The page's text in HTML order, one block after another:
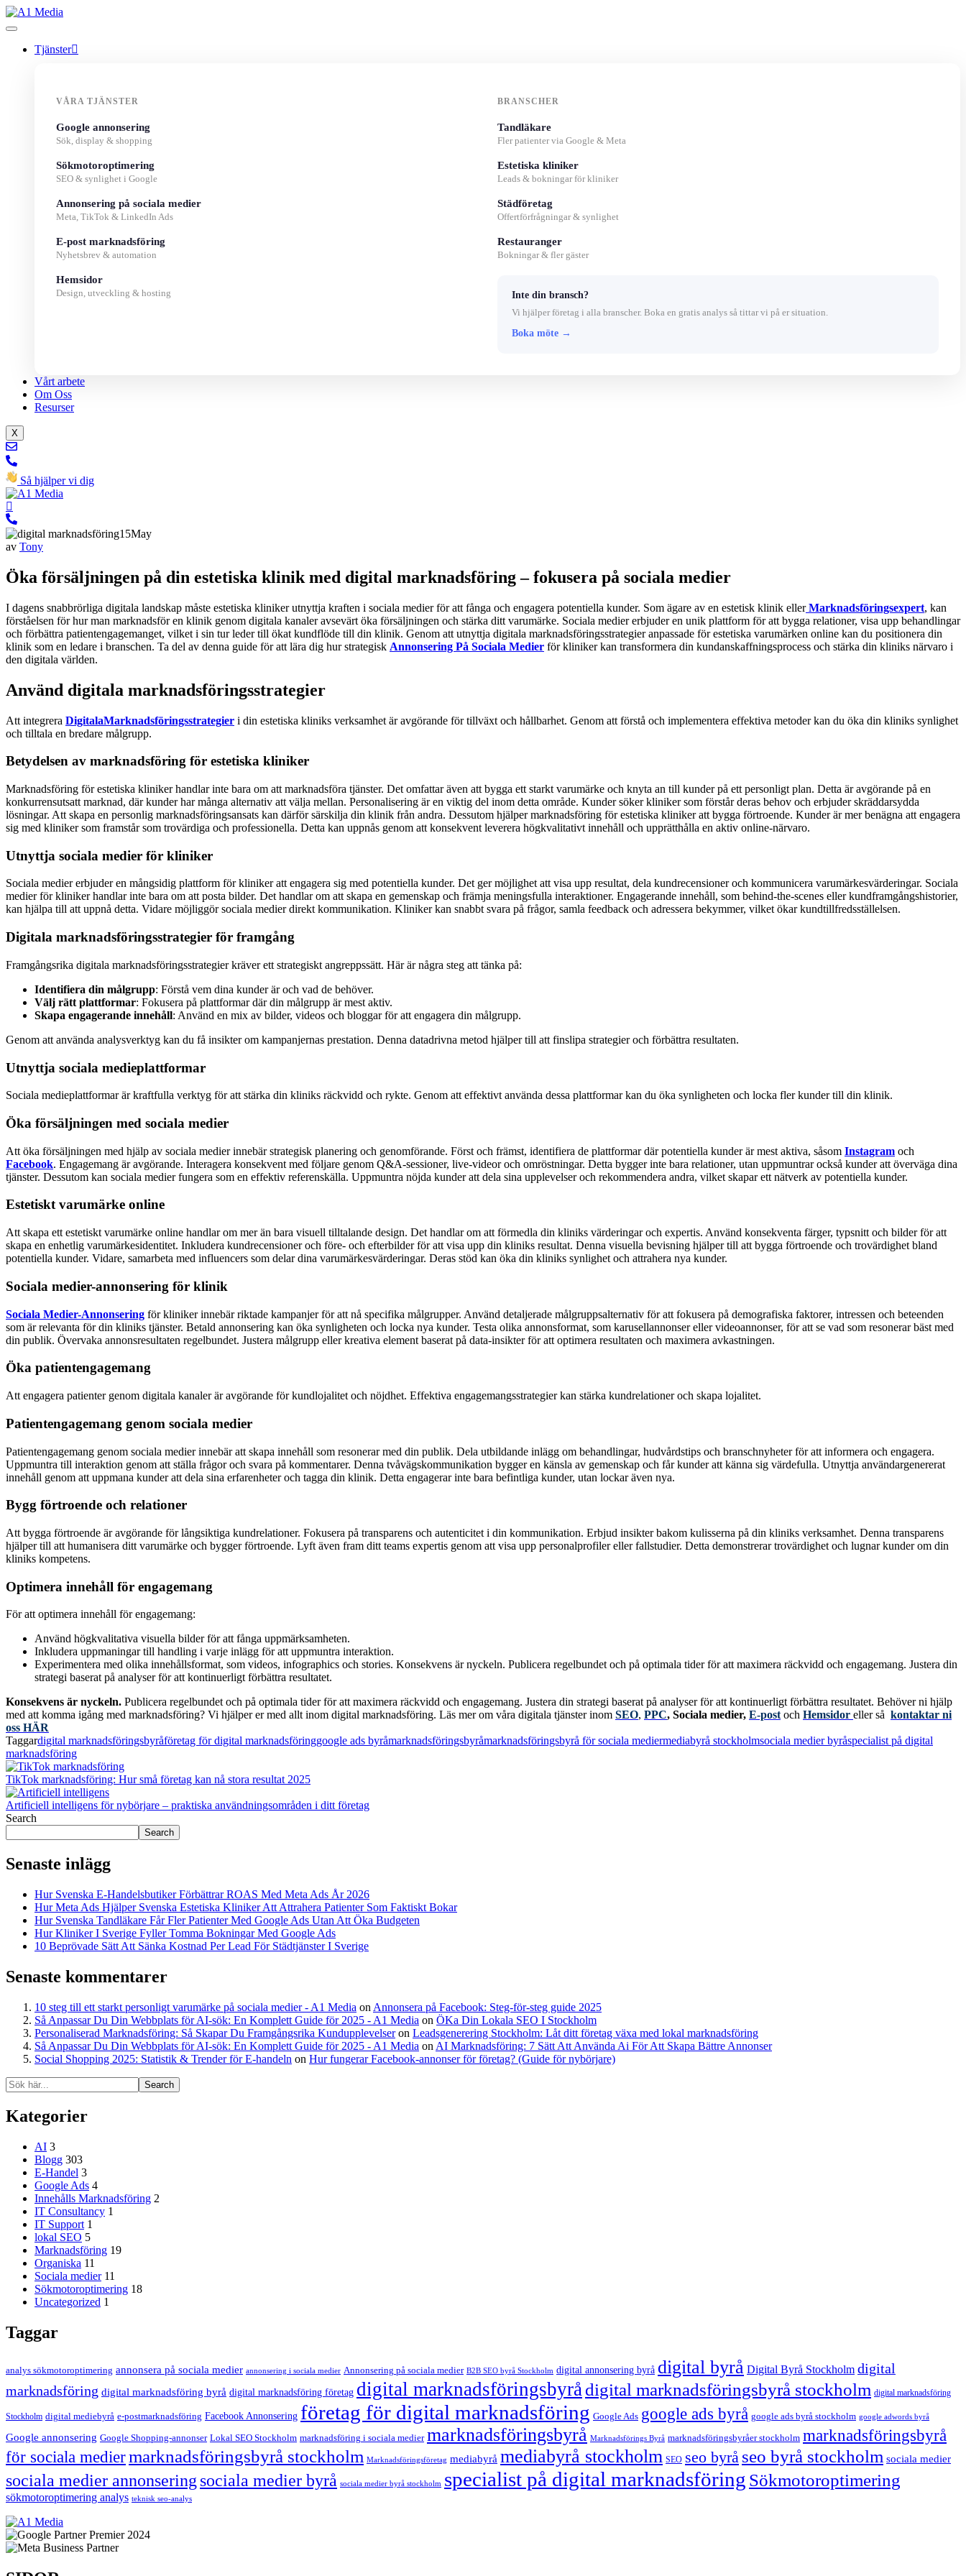
Tjänster
VÅRA TJÄNSTER
Google annonsering
Sök, display & shopping
Sökmotoroptimering
SEO & synlighet i Google
Annonsering på sociala medier
Meta, TikTok & LinkedIn Ads
E-post marknadsföring
Nyhetsbrev & automation
Hemsidor
Design, utveckling & hosting
BRANSCHER
Tandläkare
Fler patienter via Google & Meta
Estetiska kliniker
Leads & bokningar för kliniker
Städföretag
Offertförfrågningar & synlighet
Restauranger
Bokningar & fler gäster
Inte din bransch?
Vi hjälper företag i alla branscher. Boka en gratis analys så tittar vi på er situation.
Boka möte →
Vårt arbete
Om Oss
Resurser
X
Så hjälper vi dig
15May
av Tony
Öka försäljningen på din estetiska klinik med digital marknadsföring – fokusera på sociala medier
I dagens snabbrörliga digitala landskap måste estetiska kliniker utnyttja kraften i sociala medier för att fånga och engagera potentiella kunder. Som ägare av en estetisk klinik ellerMarknadsföringsexpert, kan
förståelsen för hur man marknadsför en klinik genom digitala kanaler avsevärt öka försäljningen och stärka ditt varumärke. Sociala medier erbjuder en unik plattform för att bygga relationer, visa upp behandlingar
och förbättra patientengagemanget, vilket i sin tur leder till ökat kundflöde till din klinik. Genom att utnyttja digitala marknadsföringsstrategier anpassade för estetiska varumärken online kan du positionera din
klinik som en ledare i branschen. Ta del av denna guide för att lära dig hur strategisk Annonsering På Sociala Medier för kliniker kan transformera din kundanskaffningsprocess och stärka din kliniks närvaro i
den digitala världen.
Använd digitala marknadsföringsstrategier
Att integrera DigitalaMarknadsföringsstrategier i din estetiska kliniks verksamhet är avgörande för tillväxt och hållbarhet. Genom att förstå och implementera effektiva metoder kan du öka din kliniks synlighet
och tilltala en bredare målgrupp.
Betydelsen av marknadsföring för estetiska kliniker
Marknadsföring för estetiska kliniker handlar inte bara om att marknadsföra tjänster. Det omfattar även att bygga ett starkt varumärke och knyta an till kunder på ett personligt plan. Detta är avgörande på en
konkurrensutsatt marknad, där kunder har många alternativ att välja mellan. Personalisering är en viktig del inom detta område. Kunder söker kliniker som förstår deras behov och erbjuder skräddarsydda
lösningar. Att skapa en personlig marknadsföringsansats kan därför särskilja din klinik från andra. Dessutom hjälper marknadsföring för estetiska kliniker att bygga förtroende. Kunder är mer benägna att engagera
sig med kliniker som framstår som trovärdiga och professionella. Detta kan uppnås genom att konsekvent leverera högkvalitativt innehåll och upprätthålla en aktiv online-närvaro.
Utnyttja sociala medier för kliniker
Sociala medier erbjuder en mångsidig plattform för kliniker att engagera sig med potentiella kunder. Det ger möjlighet att visa upp resultat, dela kundrecensioner och kommunicera varumärkesvärderingar. Sociala
medier för kliniker handlar inte bara om att posta bilder. Det handlar om att skapa en gemenskap och främja meningsfulla interaktioner. Engagerande innehåll, som behind-the-scenes eller kundframgångshistorier,
kan hjälpa till att uppnå detta. Vidare möjliggör sociala medier direkt kommunikation. Kliniker kan snabbt svara på frågor, samla feedback och adressera bekymmer, vilket ökar kundtillfredsställelsen.
Digitala marknadsföringsstrategier för framgång
Framgångsrika digitala marknadsföringsstrategier kräver ett strategiskt angreppssätt. Här är några steg att tänka på:
Identifiera din målgrupp: Förstå vem dina kunder är och vad de behöver.
Välj rätt plattformar: Fokusera på plattformar där din målgrupp är mest aktiv.
Skapa engagerande innehåll: Använd en mix av bilder, videos och bloggar för att engagera din målgrupp.
Genom att använda analysverktyg kan du få insikter om kampanjernas prestation. Denna datadrivna metod hjälper till att finslipa strategier och förbättra resultaten.
Utnyttja sociala medieplattformar
Sociala medieplattformar är kraftfulla verktyg för att stärka din kliniks räckvidd och rykte. Genom att effektivt använda dessa plattformar kan du öka synligheten och locka fler kunder till din klinik.
Öka försäljningen med sociala medier
Att öka försäljningen med hjälp av sociala medier innebär strategisk planering och genomförande. Först och främst, identifiera de plattformar där potentiella kunder är mest aktiva, såsom Instagram och
Facebook. Engagemang är avgörande. Interagera konsekvent med följare genom Q&A-sessioner, live-videor och omröstningar. Detta bygger inte bara relationer, utan uppmuntrar också kunder att överväga dina
tjänster. Dessutom kan sociala medier fungera som en effektiv referenskälla. Uppmuntra nöjda kunder att dela sina upplevelser och rekommendera andra, vilket skapar ett nätverk av potentiella kunder.
Estetiskt varumärke online
Att skapa ett estetiskt varumärke online handlar om mer än bara visuell tilltalande design. Det handlar om att förmedla din kliniks värderingar och expertis. Använd konsekventa färger, typsnitt och bilder för att
skapa en enhetlig varumärkesidentitet. Inkludera kundrecensioner och före- och efterbilder för att visa upp din kliniks resultat. Denna visuella bevisning hjälper till att bygga förtroende och trovärdighet bland
potentiella kunder. Vidare, samarbeta med influencers som delar dina varumärkesvärderingar. Deras stöd kan öka din kliniks synlighet och attrahera nya kunder.
Sociala medier-annonsering för klinik
Sociala Medier-Annonsering för kliniker innebär riktade kampanjer för att nå specifika målgrupper. Använd detaljerade målgruppsalternativ för att fokusera på demografiska faktorer, intressen och beteenden
som är relevanta för din kliniks tjänster. Betald annonsering kan öka synligheten och locka nya kunder. Testa olika annonsformat, som karusellannonser eller videoannonser, för att se vad som resonerar bäst med
din publik. Övervaka annonsresultaten regelbundet. Justera målgrupp eller kreativa element baserat på data-insikter för att optimera resultaten och maximera avkastningen.
Öka patientengagemang
Att engagera patienter genom digitala kanaler är avgörande för kundlojalitet och nöjdhet. Effektiva engagemangsstrategier kan stärka kundrelationer och skapa lojalitet.
Patientengagemang genom sociala medier
Patientengagemang genom sociala medier innebär att skapa innehåll som resonerar med din publik. Dela utbildande inlägg om behandlingar, hudvårdstips och branschnyheter för att informera och engagera.
Uppmuntra till interaktion genom att ställa frågor och svara på kommentarer. Denna tvåvägskommunikation bygger en känsla av gemenskap och får kunder att känna sig värdefulla. Utnyttja användargenererat
innehåll genom att uppmana kunder att dela sina erfarenheter och tagga din klinik. Detta engagerar inte bara befintliga kunder, utan lockar även nya.
Bygg förtroende och relationer
Att bygga förtroende är avgörande för långsiktiga kundrelationer. Fokusera på transparens och autenticitet i din kommunikation. Erbjud insikter bakom kulisserna på din kliniks verksamhet. Denna transparens
hjälper till att humanisera ditt varumärke och bygger förtroende. Lyft även fram ditt teams expertis genom att visa upp personalprofiler eller fallstudier. Detta demonstrerar trovärdighet och lugnar kunder om din
kliniks kompetens.
Optimera innehåll för engagemang
För att optimera innehåll för engagemang:
Använd högkvalitativa visuella bilder för att fånga uppmärksamheten.
Inkludera uppmaningar till handling i varje inlägg för att uppmuntra interaktion.
Experimentera med olika innehållsformat, som videos, infographics och stories. Konsekvens är nyckeln. Publicera regelbundet och på optimala tider för att maximera räckvidd och engagemang. Justera din
strategi baserat på analyser för att kontinuerligt förbättra resultatet.
Konsekvens är nyckeln. Publicera regelbundet och på optimala tider för att maximera räckvidd och engagemang. Justera din strategi baserat på analyser för att kontinuerligt förbättra resultatet. Behöver ni hjälp
med att komma igång med marknadsföring? Vi hjälper er med allt inom digital marknadsföring. Läs mer om våra digitala tjänster inom SEO, PPC, Sociala medier, E-post och Hemsidor eller så kontaktar ni
oss HÄR
Taggardigital marknadsföringsbyråföretag för digital marknadsföringgoogle ads byråmarknadsföringsbyråmarknadsföringsbyrå för sociala mediermediabyrå stockholmsociala medier byråspecialist på digital
marknadsföring
TikTok marknadsföring: Hur små företag kan nå stora resultat 2025
Artificiell intelligens för nybörjare – praktiska användningsområden i ditt företag
Search
Search
Senaste inlägg
Hur Svenska E-Handelsbutiker Förbättrar ROAS Med Meta Ads År 2026
Hur Meta Ads Hjälper Svenska Estetiska Kliniker Att Attrahera Patienter Som Faktiskt Bokar
Hur Svenska Tandläkare Får Fler Patienter Med Google Ads Utan Att Öka Budgeten
Hur Kliniker I Sverige Fyller Tomma Bokningar Med Google Ads
10 Beprövade Sätt Att Sänka Kostnad Per Lead För Städtjänster I Sverige
Senaste kommentarer
10 steg till ett starkt personligt varumärke på sociala medier - A1 Media on Annonsera på Facebook: Steg-för-steg guide 2025
Så Anpassar Du Din Webbplats för AI-sök: En Komplett Guide för 2025 - A1 Media on ÖKa Din Lokala SEO I Stockholm
Personaliserad Marknadsföring: Så Skapar Du Framgångsrika Kundupplevelseron Leadsgenerering Stockholm: Låt ditt företag växa med lokal marknadsföring
Så Anpassar Du Din Webbplats för AI-sök: En Komplett Guide för 2025 - A1 Media on AI Marknadsföring: 7 Sätt Att Använda Ai För Att Skapa Bättre Annonser
Social Shopping 2025: Statistik & Trender för E-handeln on Hur fungerar Facebook-annonser för företag? (Guide för nybörjare)
Search
Kategorier
AI 3
Blogg 303
E-Handel 3
Google Ads 4
Innehålls Marknadsföring 2
IT Consultancy 1
IT Support 1
lokal SEO 5
Marknadsföring 19
Organiska 11
Sociala medier 11
Sökmotoroptimering 18
Uncategorized 1
Taggar
analys sökmotoroptimering annonsera på sociala medier annonsering i sociala medier Annonsering på sociala medier B2B SEO byrå Stockholm digital annonsering byrå digital byrå Digital Byrå Stockholm digital
marknadsföring digital marknadsföring byrå digital marknadsföring företag digital marknadsföringsbyrå digital marknadsföringsbyrå stockholm digital marknadsföring
Stockholm digital mediebyrå e-postmarknadsföring Facebook Annonsering företag för digital marknadsföring Google Ads google ads byrå google ads byrå stockholm google adwords byrå
Google annonsering Google Shopping-annonser Lokal SEO Stockholm marknadsföring i sociala medier marknadsföringsbyrå Marknadsförings Byrå marknadsföringsbyråer stockholm marknadsföringsbyrå
för sociala mediermarknadsföringsbyrå stockholm Marknadsföringsföretag mediabyrå mediabyrå stockholm SEO seo byrå seo byrå stockholm sociala medier
sociala medier annonsering sociala medier byrå sociala medier byrå stockholm specialist på digital marknadsföring Sökmotoroptimering
sökmotoroptimering analys teknisk seo-analys